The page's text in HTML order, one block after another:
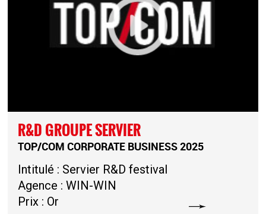
R&D GROUPE SERVIER
TOP/COM CORPORATE BUSINESS 2025
Intitulé : Servier R&D festival
Agence : WIN-WIN
Prix : Or